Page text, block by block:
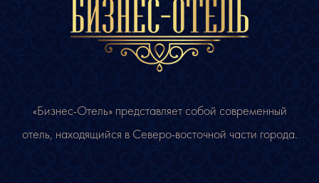
«Бизнес-Отель» представляет собой современный
отель, находящийся в Северо-восточной части города.